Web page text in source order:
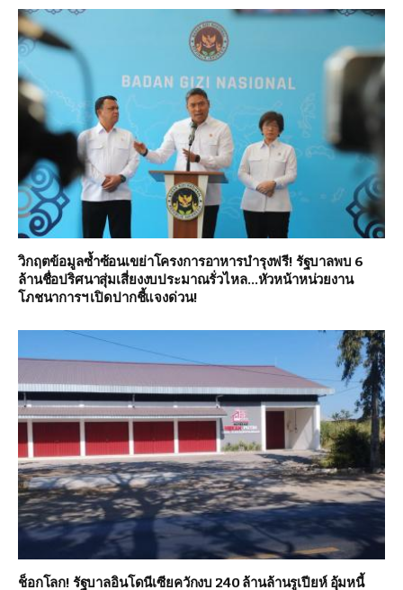
วิกฤตข้อมูลซ้ำซ้อนเขย่าโครงการอาหารบำรุงฟรี! รัฐบาลพบ 6
ล้านชื่อปริศนาสุ่มเสี่ยงงบประมาณรั่วไหล…หัวหน้าหน่วยงาน
โภชนาการฯ เปิดปากชี้แจงด่วน!
ช็อกโลก! รัฐบาลอินโดนีเซียควักงบ 240 ล้านล้านรูเปียห์ อุ้มหนี้